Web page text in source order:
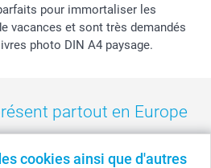
cookies ainsi que d'autres
pour immortaliser les
vacances et sont très demandés
photo DIN A4 paysage.
partout en Europe
- Deutschland - France - Ireland